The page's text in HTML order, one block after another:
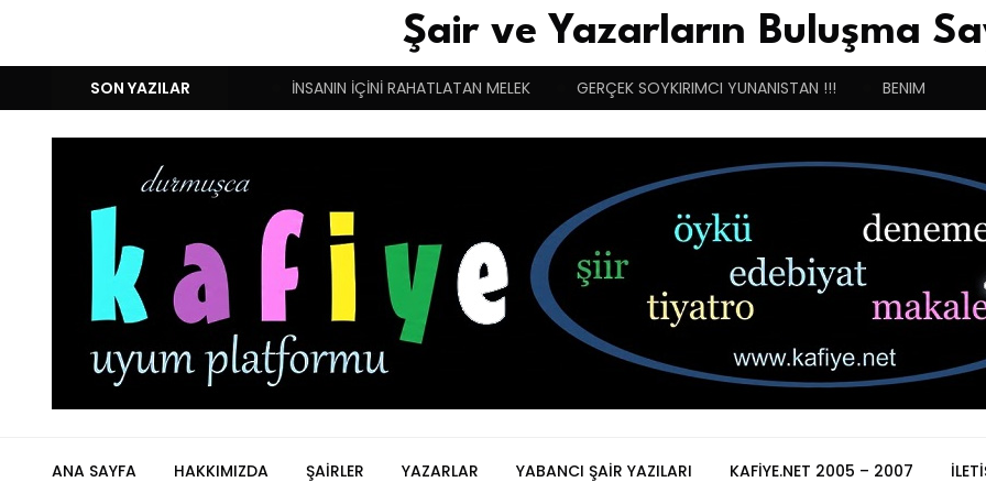
Şair ve Yazarların Buluşma
SON YAZILAR
DUYGULARIN BASARINDIR! İNSANIN İÇİNİ RAHATLATAN MELEK GERÇEK SOYKIRIMCI YUNANISTAN !!! BENIM
ANA SAYFA HAKKIMIZDA ŞAIRLER YAZARLAR YABANCI ŞAIR YAZILARI KAFIYE.NET 2005 – 2007